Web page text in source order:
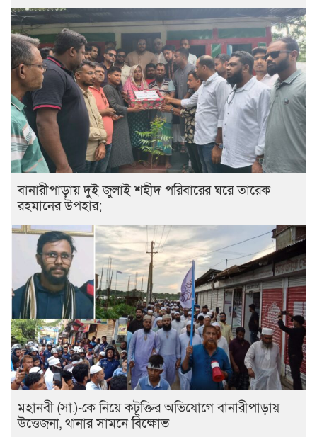
বানারীপাড়ায় দুই জুলাই শহীদ পরিবারের ঘরে তারেক
রহমানের উপহার;
মহানবী (সা.)-কে নিয়ে কটূক্তির অভিযোগে বানারীপাড়ায়
উত্তেজনা, থানার সামনে বিক্ষোভ